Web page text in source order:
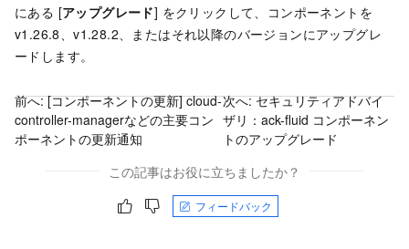
にある [アップグレード] をクリックして、コンポーネントを
v1.26.8、v1.28.2、またはそれ以降のバージョンにアップグレ
ードします。
前へ:[コンポーネントの更新] cloud-
controller-managerなどの主要コン
ポーネントの更新通知
次へ:セキュリティアドバイ
ザリ：ack-fluid コンポーネン
トのアップグレード
この記事はお役に立ちましたか？
フィードバック